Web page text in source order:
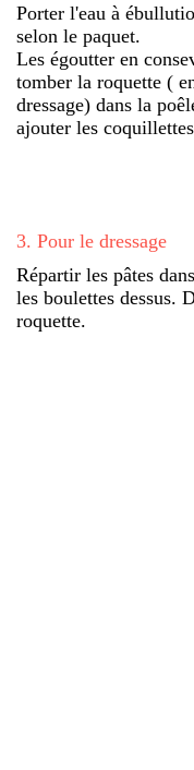
Porter l'eau à
selon le paquet.
Les égoutter en
tomber la roquette (
dressage) dans la
ajouter les
3. Pour le dressage
Répartir les pâtes
les boulettes dessus.
roquette.